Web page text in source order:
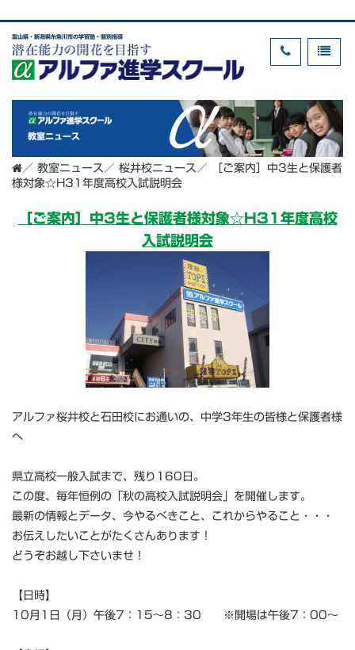
富山県・新潟県糸魚川市の学習塾・個別指導
教室ニュース
／ 教室ニュース ／ 桜井校ニュース ／
［ご案内］中3生と保護者
様対象☆H31年度高校入試説明会
［ご案内］中3生と保護者様対象☆H31年度高校
入試説明会
アルファ桜井校と石田校にお通いの、中学3年生の皆様と保護者様
へ
県立高校一般入試まで、残り160日。
この度、毎年恒例の「秋の高校入試説明会」を開催します。
最新の情報とデータ、今やるべきこと、これからやること・・・
お伝えしたいことがたくさんあります！
どうぞお越し下さいませ！
【日時】
10月1日（月）午後7：15～8：30 ※開場は午後7：00～